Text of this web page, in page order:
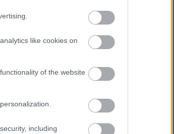
like cookies on
of the website
including
της
στην
ωραρίου,